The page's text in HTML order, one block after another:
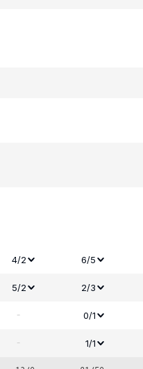
4/2 6/5
5/2 2/3
- 0/1
- 1/1